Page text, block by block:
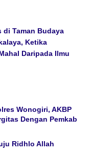
di Taman Budaya
Ketika
Daripada Ilmu
Wonogiri, AKBP
Dengan Pemkab
Ridhlo Allah